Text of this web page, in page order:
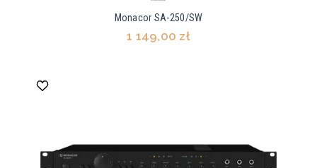
Monacor SA-250/SW
1 149,00 zł